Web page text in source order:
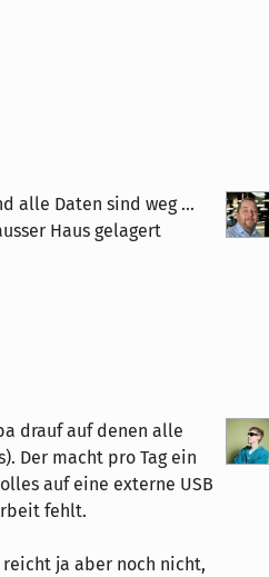
alle Daten sind weg ...
Haus gelagert
drauf auf denen alle
Der macht pro Tag ein
auf eine externe USB
fehlt.
ja aber noch nicht,